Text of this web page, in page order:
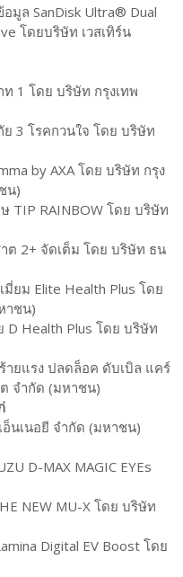
ล SanDisk Ultra® Dual
โดยบริษัท เวสเทิร์น
1 โดย บริษัท กรุงเทพ
3 โรคกวนใจ โดย บริษัท
by AXA โดย บริษัท กรุง
น)
RAINBOW โดย บริษัท
2+ จัดเต็ม โดย บริษัท ธน
ยม Elite Health Plus โดย
าชน)
Health Plus โดย บริษัท
ยแรง ปลดล็อค ดับเบิล แคร์
จำกัด (มหาชน)
นเนอยี จำกัด (มหาชน)
D-MAX MAGIC EYEs
NEW MU-X โดย บริษัท
Digital EV Boost โดย